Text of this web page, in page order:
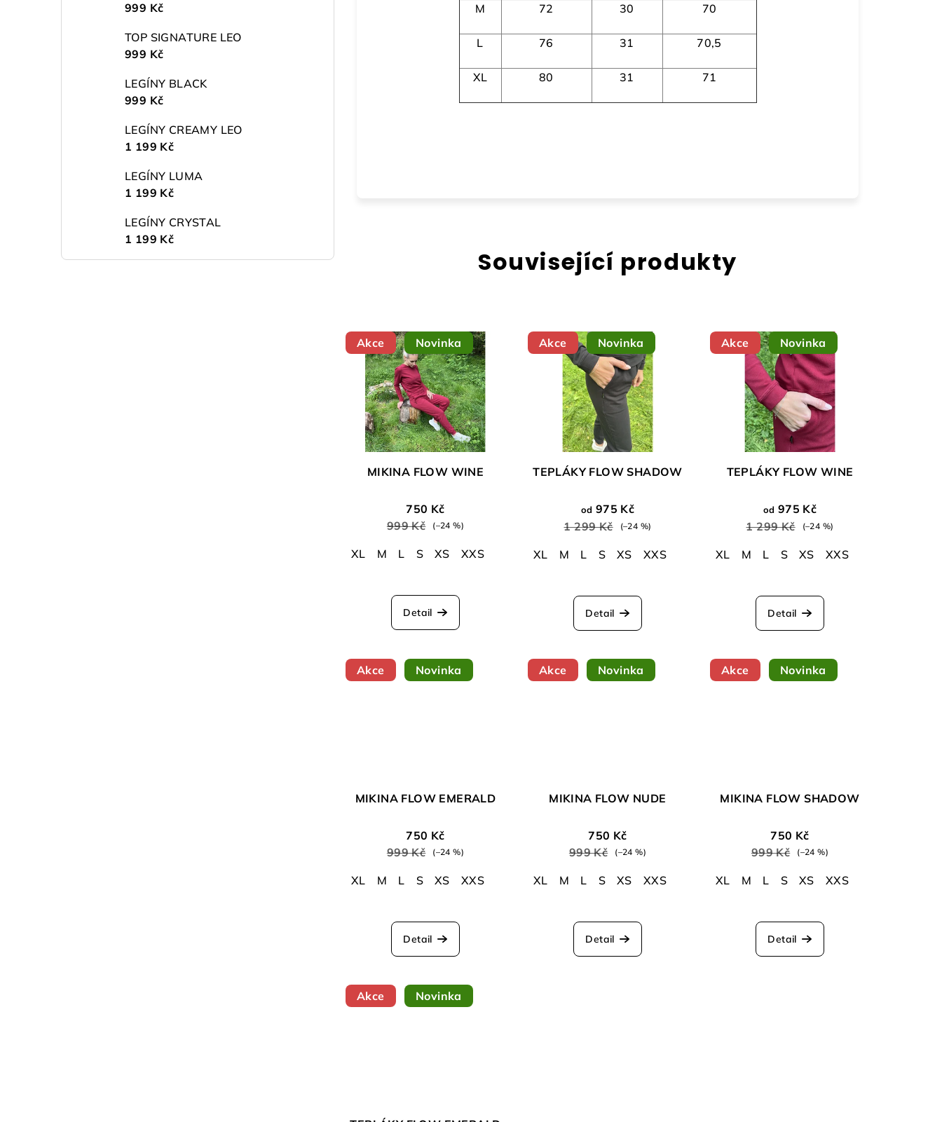
999 Kč
TOP SIGNATURE LEO
999 Kč
LEGÍNY BLACK
999 Kč
LEGÍNY CREAMY LEO
1 199 Kč
LEGÍNY LUMA
1 199 Kč
LEGÍNY CRYSTAL
1 199 Kč
M 72 30 70
L 76 31 70,5
XL 80 31 71
Související produkty
Akce Novinka
MIKINA FLOW WINE
750 Kč
999 Kč
(–24 %)
XL M L S XS XXS
Detail
Akce Novinka
TEPLÁKY FLOW SHADOW
od 975 Kč
1 299 Kč
(–24 %)
XL M L S XS XXS
Detail
Akce Novinka
TEPLÁKY FLOW WINE
od 975 Kč
1 299 Kč
(–24 %)
XL M L S XS XXS
hodnocení
produktu
je
z
5
Detail
Akce Novinka
MIKINA FLOW EMERALD
750 Kč
999 Kč
(–24 %)
XL M L S XS XXS
Detail
Akce Novinka
MIKINA FLOW NUDE
750 Kč
999 Kč
(–24 %)
XL M L S XS XXS
Detail
Akce Novinka
MIKINA FLOW SHADOW
750 Kč
999 Kč
(–24 %)
XL M L S XS XXS
Detail
Akce Novinka